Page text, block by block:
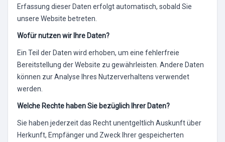
Erfassung dieser Daten erfolgt automatisch, sobald Sie
unsere Website betreten.
Wofür nutzen wir Ihre Daten?
Ein Teil der Daten wird erhoben, um eine fehlerfreie
Bereitstellung der Website zu gewährleisten. Andere Daten
können zur Analyse Ihres Nutzerverhaltens verwendet
werden.
Welche Rechte haben Sie bezüglich Ihrer Daten?
Sie haben jederzeit das Recht unentgeltlich Auskunft über
Herkunft, Empfänger und Zweck Ihrer gespeicherten